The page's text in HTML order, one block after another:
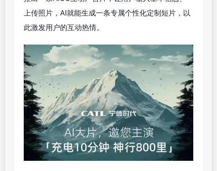
上传照片，AI就能生成一条专属个性化定制短片，以
此激发用户的互动热情。